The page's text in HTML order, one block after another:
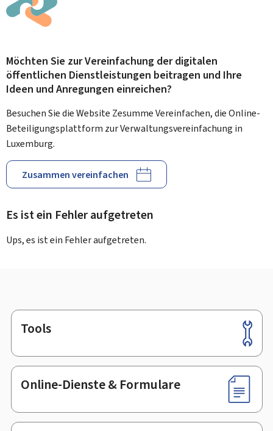
Möchten Sie zur Vereinfachung der digitalen
öffentlichen Dienstleistungen beitragen und Ihre
Ideen und Anregungen einreichen?
Besuchen Sie die Website Zesumme Vereinfachen, die Online-
Beteiligungsplattform zur Verwaltungsvereinfachung in
Luxemburg.
Zusammen vereinfachen
Es ist ein Fehler aufgetreten
Ups, es ist ein Fehler aufgetreten.
Footer
Tools
Online-Dienste & Formulare